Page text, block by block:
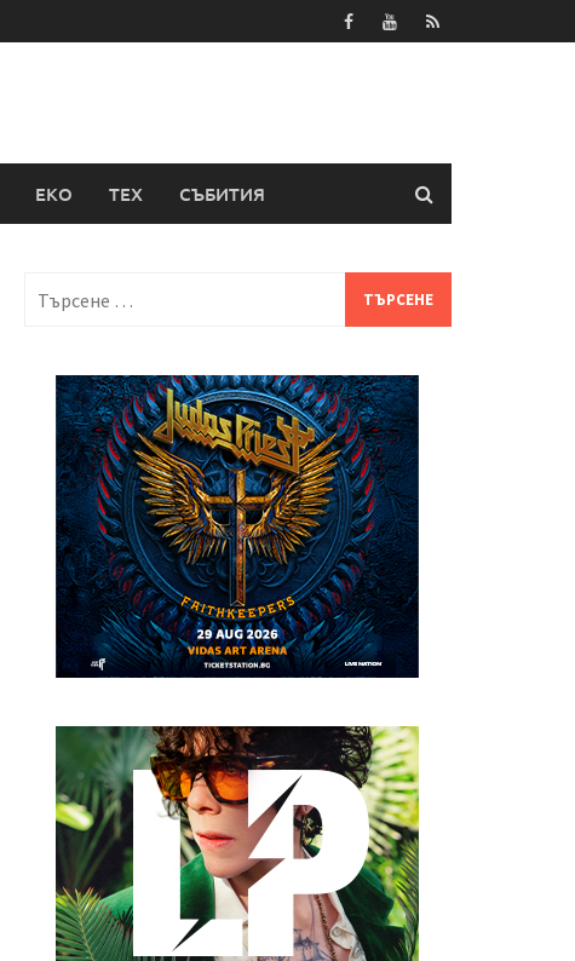
ЕКО ТЕХ СЪБИТИЯ
за: